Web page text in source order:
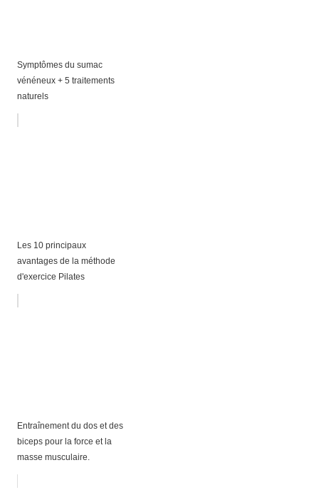
Symptômes du sumac
vénéneux + 5 traitements
naturels
Les 10 principaux
avantages de la méthode
d'exercice Pilates
Entraînement du dos et des
biceps pour la force et la
masse musculaire.